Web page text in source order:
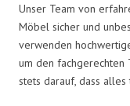
Unser Team von
Möbel sicher und
verwenden
um den fachgerechten
stets darauf, dass